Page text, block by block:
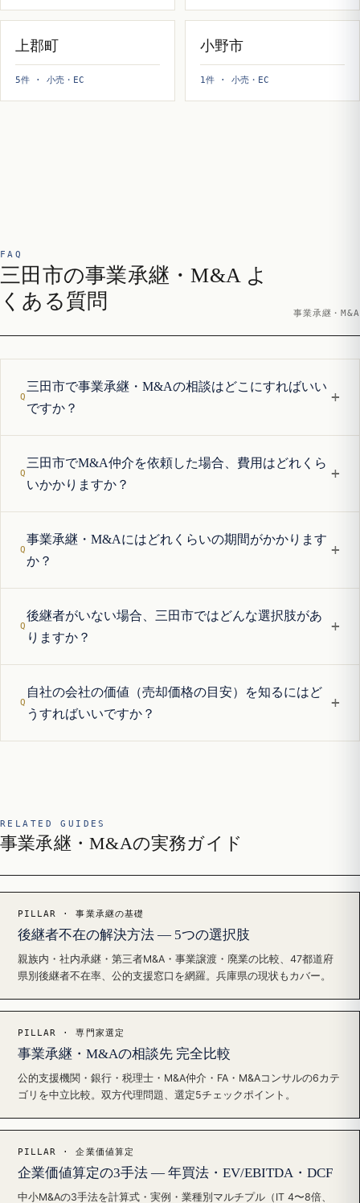
上郡町
5件 · 小売・EC
小野市
1件 · 小売・EC
FAQ
三田市の事業承継・M&A よ
くある質問
事業承継・M&A
三田市で事業承継・M&Aの相談はどこにすればいい
ですか？
+
三田市でM&A仲介を依頼した場合、費用はどれくら
いかかりますか？
+
事業承継・M&Aにはどれくらいの期間がかかります
か？
+
後継者がいない場合、三田市ではどんな選択肢があ
りますか？
+
自社の会社の価値（売却価格の目安）を知るにはど
うすればいいですか？
+
RELATED GUIDES
事業承継・M&Aの実務ガイド
PILLAR · 事業承継の基礎
後継者不在の解決方法 — 5つの選択肢
親族内・社内承継・第三者M&A・事業譲渡・廃業の比較、47都道府
県別後継者不在率、公的支援窓口を網羅。兵庫県の現状もカバー。
PILLAR · 専門家選定
事業承継・M&Aの相談先 完全比較
公的支援機関・銀行・税理士・M&A仲介・FA・M&Aコンサルの6カテ
ゴリを中立比較。双方代理問題、選定5チェックポイント。
PILLAR · 企業価値算定
企業価値算定の3手法 — 年買法・EV/EBITDA・DCF
中小M&Aの3手法を計算式・実例・業種別マルチプル（IT 4〜8倍、